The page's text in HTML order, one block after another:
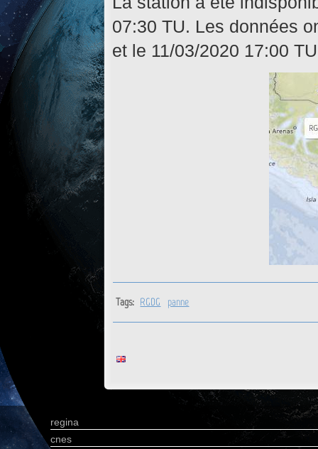
07:30 TU. Les données
et le 11/03/2020 17:00
Tags: RGDG panne
regina
cnes